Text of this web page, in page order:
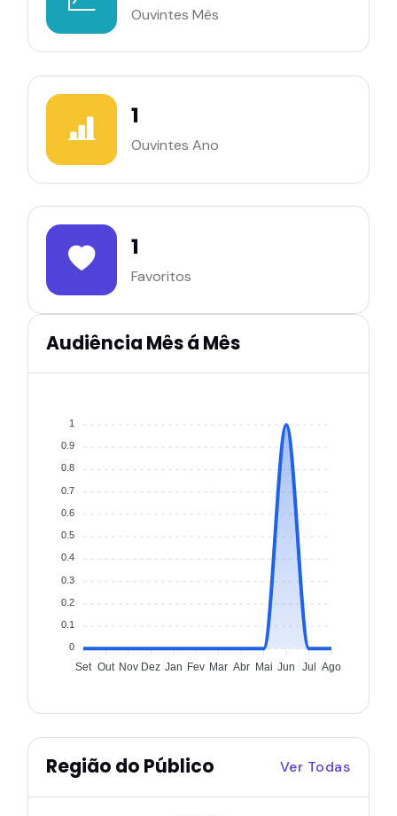
Ouvintes Mês
1
Ouvintes Ano
1
Favoritos
Audiência Mês á Mês
1
0.9
0.8
0.7
0.6
0.5
0.4
0.3
0.2
0.1
0
Set Out Nov Dez Jan Fev Mar Abr Mai Jun Jul Ago
Região do Público Ver Todas